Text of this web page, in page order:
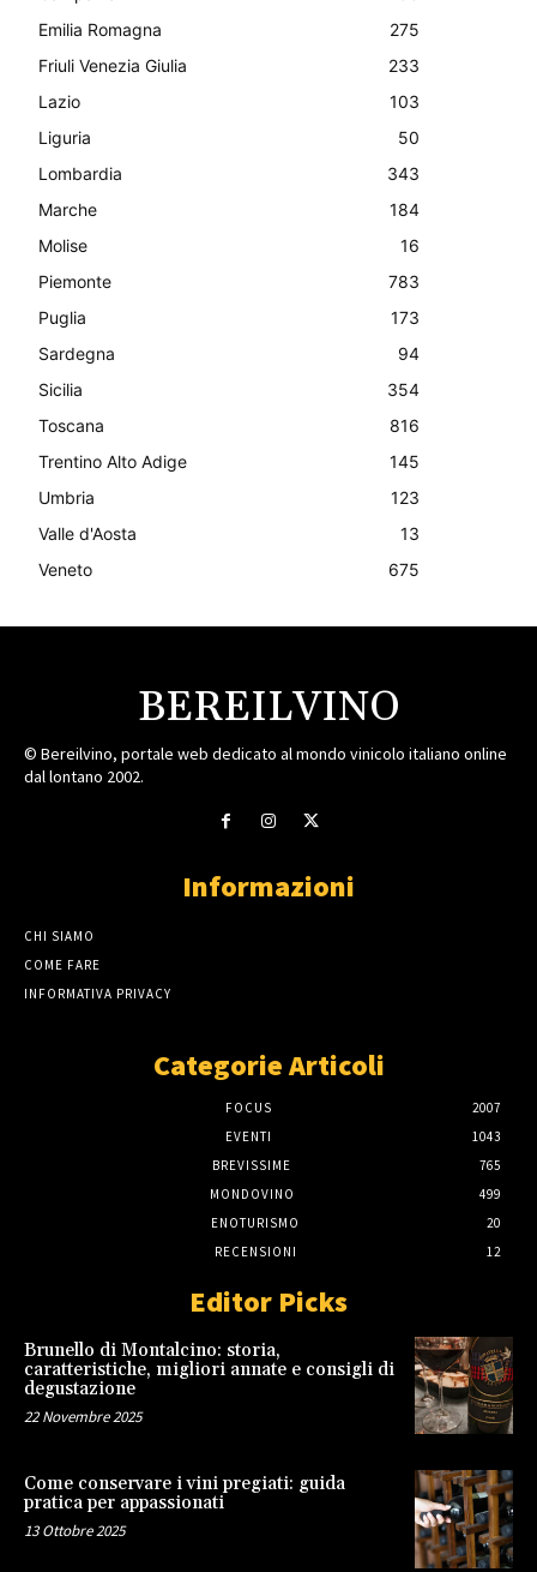
Emilia Romagna
275
Friuli Venezia Giulia
233
Lazio
103
Liguria
50
Lombardia
343
Marche
184
Molise
16
Piemonte
783
Puglia
173
Sardegna
94
Sicilia
354
Toscana
816
Trentino Alto Adige
145
Umbria
123
Valle d'Aosta
13
Veneto
675
BEREILVINO
© Bereilvino, portale web dedicato al mondo vinicolo italiano online
dal lontano 2002.
Informazioni
CHI SIAMO
COME FARE
INFORMATIVA PRIVACY
Categorie Articoli
FOCUS
2007
EVENTI
1043
BREVISSIME
765
MONDOVINO
499
ENOTURISMO
20
RECENSIONI
12
Editor Picks
Brunello di Montalcino: storia,
caratteristiche, migliori annate e consigli di
degustazione
22 Novembre 2025
Come conservare i vini pregiati: guida
pratica per appassionati
13 Ottobre 2025